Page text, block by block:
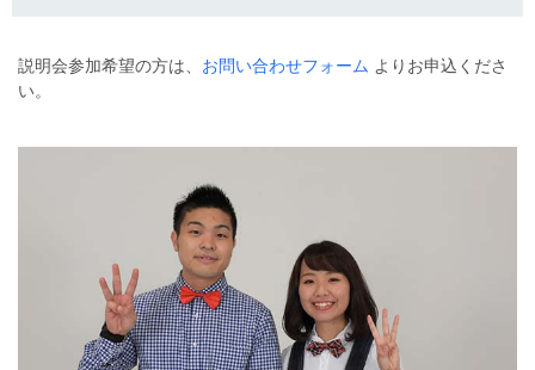
説明会参加希望の方は、 お問い合わせフォーム よりお申込くださ
い。